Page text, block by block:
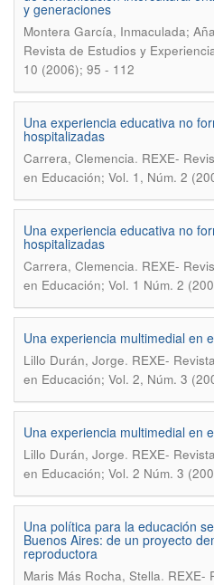
y generaciones
Montera García, Inmaculada;
Revista de Estudios y
10 (2006); 95 - 112
Una experiencia educativa no
hospitalizadas
Carrera, Clemencia. REXE-
en Educación; Vol. 1, Núm. 2
Una experiencia educativa no
hospitalizadas
Carrera, Clemencia. REXE-
en Educación; Vol. 1 Núm. 2
Una experiencia multimedial en
Lillo Durán, Jorge. REXE-
en Educación; Vol. 2, Núm. 3
Una experiencia multimedial en
Lillo Durán, Jorge. REXE-
en Educación; Vol. 2 Núm. 3
Una política para la educación
Buenos Aires: de un proyecto
reproductora
Maris Más Rocha, Stella. REXE-